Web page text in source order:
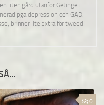
liten gård utanför Getinge i
pga depression och GAD.
brinner lite extra för tweed i
0